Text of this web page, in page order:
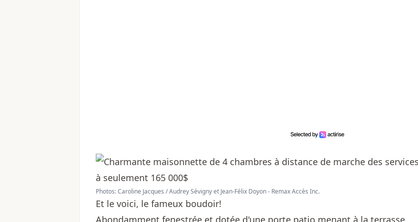
Photos: Caroline Jacques / Audrey Sévigny et Jean-Félix Doyon - Remax Accès Inc.
Et le voici, le fameux boudoir!
Abondamment fenestrée et dotée d'une porte patio menant à la terrasse,